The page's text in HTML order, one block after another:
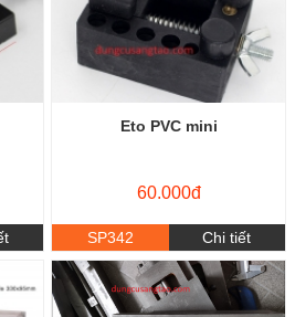
Eto PVC mini
60.000đ
SP342 Chi tiết